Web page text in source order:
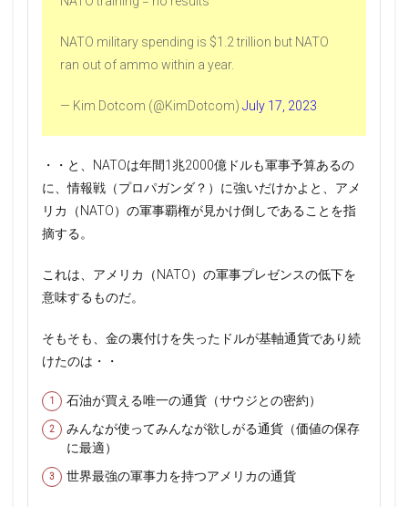
NATO military spending is $1.2 trillion but NATO
ran out of ammo within a year.
— Kim Dotcom (@KimDotcom) July 17, 2023
・・と、NATOは年間1兆2000億ドルも軍事予算あるの
に、情報戦（プロパガンダ？）に強いだけかよと、アメ
リカ（NATO）の軍事覇権が見かけ倒しであることを指
摘する。
これは、アメリカ（NATO）の軍事プレゼンスの低下を
意味するものだ。
そもそも、金の裏付けを失ったドルが基軸通貨であり続
けたのは・・
石油が買える唯一の通貨（サウジとの密約）
みんなが使ってみんなが欲しがる通貨（価値の保存
に最適）
世界最強の軍事力を持つアメリカの通貨